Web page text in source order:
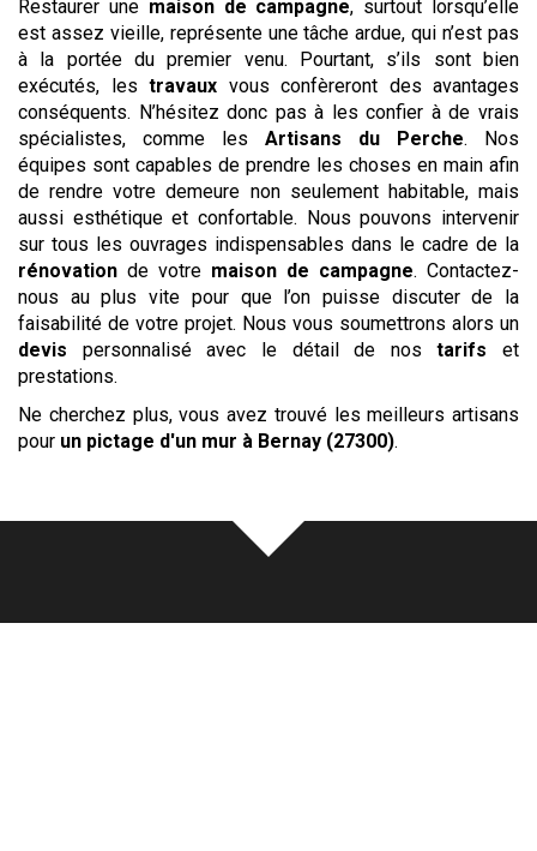
Restaurer une maison de campagne, surtout lorsqu’elle
est assez vieille, représente une tâche ardue, qui n’est pas
à la portée du premier venu. Pourtant, s’ils sont bien
exécutés, les travaux vous confèreront des avantages
conséquents. N’hésitez donc pas à les confier à de vrais
spécialistes, comme les Artisans du Perche. Nos
équipes sont capables de prendre les choses en main afin
de rendre votre demeure non seulement habitable, mais
aussi esthétique et confortable. Nous pouvons intervenir
sur tous les ouvrages indispensables dans le cadre de la
rénovation de votre maison de campagne. Contactez-
nous au plus vite pour que l’on puisse discuter de la
faisabilité de votre projet. Nous vous soumettrons alors un
devis personnalisé avec le détail de nostarifs et
prestations.
Ne cherchez plus, vous avez trouvé les meilleurs artisans
pour un pictage d'un mur à Bernay (27300).
Notreécouteau cœur de